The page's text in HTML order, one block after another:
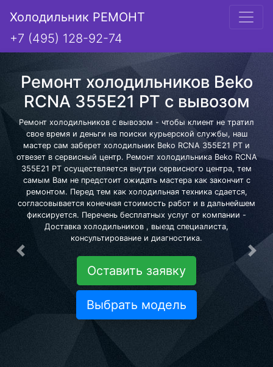
Холодильник РЕМОНТ
+7 (495) 128-92-74
Ремонт холодильников Beko
RCNA 355E21 PT с вывозом
Ремонт холодильников с вывозом - чтобы клиент не тратил
свое время и деньги на поиски курьерской службы, наш
мастер сам заберет холодильник Beko RCNA 355E21 PT и
отвезет в сервисный центр. Ремонт холодильника Beko RCNA
355E21 PT осуществляется внутри сервисного центра, тем
самым Вам не предстоит ожидать мастера как закончит с
ремонтом. Перед тем как холодильная техника сдается,
согласовывается конечная стоимость работ и в дальнейшем
фиксируется. Перечень бесплатных услуг от компании -
Доставка холодильников , выезд специалиста,
консультирование и диагностика.
Оставить заявку
Выбрать модель
Предыдущая